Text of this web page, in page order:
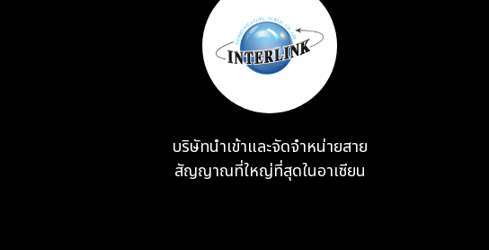
บริษัทนำเข้าและจัดจำหน่ายสาย
สัญญาณที่ใหญ่ที่สุดในอาเซียน